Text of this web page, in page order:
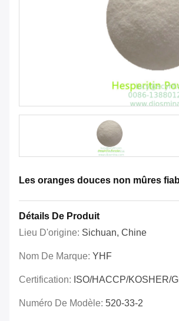
Les oranges douces non mûres
Détails De Produit
Lieu D'origine: Sichuan, Chine
Nom De Marque: YHF
Certification: ISO/HACCP/KOSHER/
Numéro De Modèle: 520-33-2